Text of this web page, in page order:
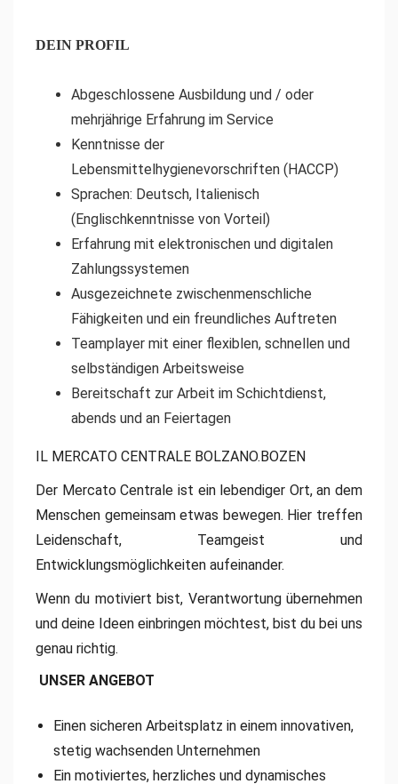
DEIN PROFIL
Abgeschlossene Ausbildung und / oder
mehrjährige Erfahrung im Service
Kenntnisse der
Lebensmittelhygienevorschriften (HACCP)
Sprachen: Deutsch, Italienisch
(Englischkenntnisse von Vorteil)
Erfahrung mit elektronischen und digitalen
Zahlungssystemen
Ausgezeichnete zwischenmenschliche
Fähigkeiten und ein freundliches Auftreten
Teamplayer mit einer flexiblen, schnellen und
selbständigen Arbeitsweise
Bereitschaft zur Arbeit im Schichtdienst,
abends und an Feiertagen
IL MERCATO CENTRALE BOLZANO.BOZEN
Der Mercato Centrale ist ein lebendiger Ort, an dem
Menschen gemeinsam etwas bewegen. Hier treffen
Leidenschaft, Teamgeist und
Entwicklungsmöglichkeiten aufeinander.
Wenn du motiviert bist, Verantwortung übernehmen
und deine Ideen einbringen möchtest, bist du bei uns
genau richtig.
UNSER ANGEBOT
Einen sicheren Arbeitsplatz in einem innovativen,
stetig wachsenden Unternehmen
Ein motiviertes, herzliches und dynamisches